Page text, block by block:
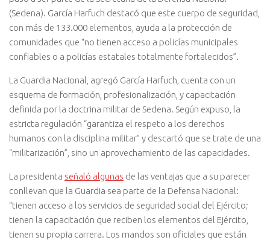
(Sedena). García Harfuch destacó que este cuerpo de seguridad,
con más de 133.000 elementos, ayuda a la protección de
comunidades que “no tienen acceso a policías municipales
confiables o a policías estatales totalmente fortalecidos”.
La Guardia Nacional, agregó García Harfuch, cuenta con un
esquema de formación, profesionalización, y capacitación
definida por la doctrina militar de Sedena. Según expuso, la
estricta regulación “garantiza el respeto a los derechos
humanos con la disciplina militar” y descartó que se trate de una
“militarización”, sino un aprovechamiento de las capacidades.
La presidenta señaló algunas de las ventajas que a su parecer
conllevan que la Guardia sea parte de la Defensa Nacional:
“tienen acceso a los servicios de seguridad social del Ejército;
tienen la capacitación que reciben los elementos del Ejército,
tienen su propia carrera. Los mandos son oficiales que están